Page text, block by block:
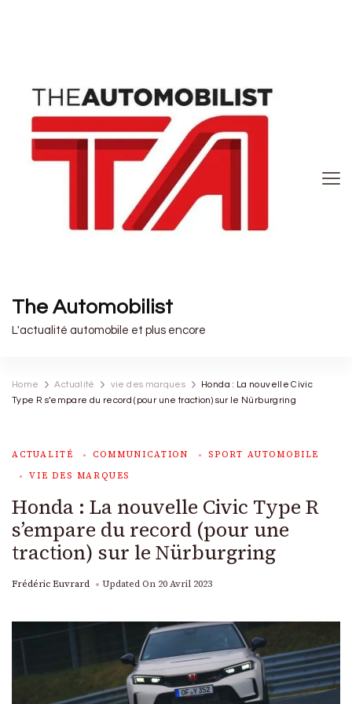
The Automobilist
L'actualité automobile et plus encore
Home Actualité vie des marques
Honda : La nouvelle Civic
Type R s’empare du record (pour une traction) sur le Nürburgring
ACTUALITÉ COMMUNICATION
SPORT AUTOMOBILE
VIE DES MARQUES
Honda : La nouvelle Civic Type R
s’empare du record (pour une
traction) sur le Nürburgring
Frédéric Euvrard Updated On 20 Avril 2023